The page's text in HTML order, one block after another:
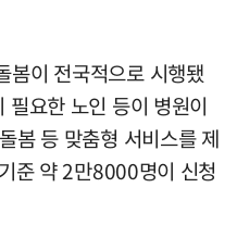
봄이 전국적으로 시행됐
필요한 노인 등이 병원이
봄 등 맞춤형 서비스를 제
준 약 2만8000명이 신청